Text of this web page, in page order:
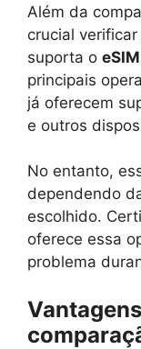
Além da
crucial
suporta o eSIM
principais
já oferecem
e outros
No entanto,
dependendo
escolhido.
oferece essa
problema